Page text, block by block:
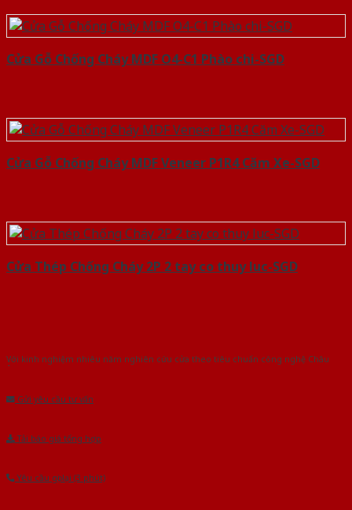
Cửa Gỗ Chống Cháy MDF O4-C1 Phào chi-SGD
Cửa Gỗ Chống Cháy MDF Veneer P1R4 Căm Xe-SGD
Cửa Thép Chống Cháy 2P 2 tay co thuy luc-SGD
Với kinh nghiệm nhiêu năm nghiên cứu cửa theo tiêu chuẩn công nghệ Châu
Gửi yêu cầu tư vấn
Tải báo giá tổng hợp
Yêu cầu gọi lại (3 phút)